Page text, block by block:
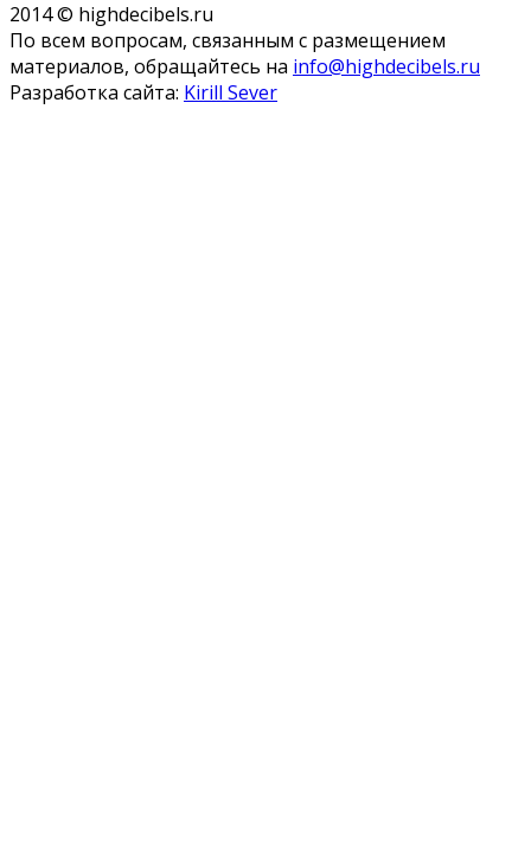
2014 © highdecibels.ru
По всем вопросам, связанным с размещением
материалов, обращайтесь на info@highdecibels.ru
Разработка сайта: Kirill Sever